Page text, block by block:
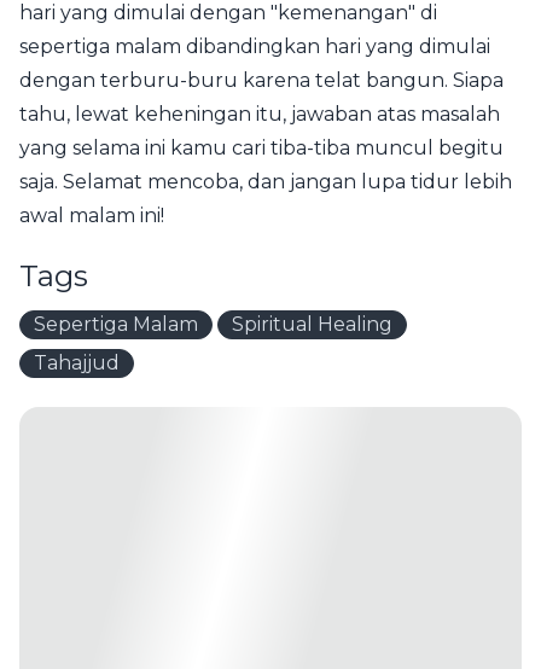
hari yang dimulai dengan "kemenangan" di
sepertiga malam dibandingkan hari yang dimulai
dengan terburu-buru karena telat bangun. Siapa
tahu, lewat keheningan itu, jawaban atas masalah
yang selama ini kamu cari tiba-tiba muncul begitu
saja. Selamat mencoba, dan jangan lupa tidur lebih
awal malam ini!
Tags
Sepertiga Malam
Spiritual Healing
Tahajjud